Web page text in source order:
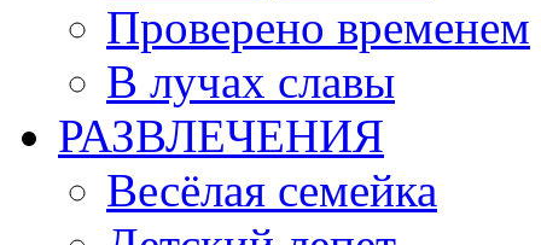
Проверено временем
В лучах славы
РАЗВЛЕЧЕНИЯ
Весёлая семейка